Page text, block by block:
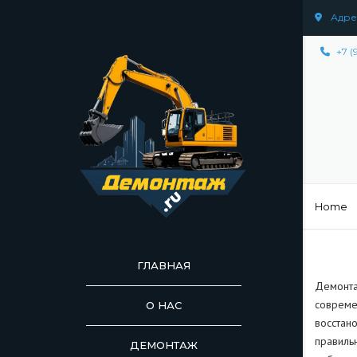
+7
ГЛАВНАЯ
О НАС
ДЕМОНТАЖ ДЕМОНТАЖ
Home